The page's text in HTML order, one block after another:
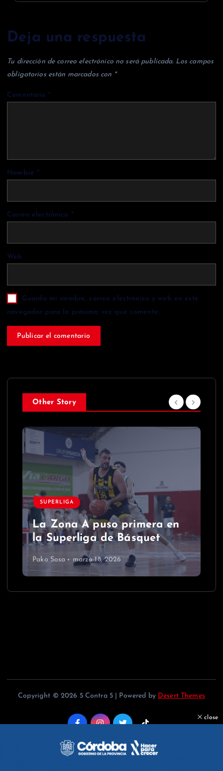
Deja una respuesta
Tu dirección de correo electrónico no será publicada. Los campos
obligatorios están marcados con *
Comentario *
Nombre *
Correo electrónico *
Web
Guarda mi nombre, correo electrónico y web en este
navegador para la próxima vez que comente.
Other Story
SUPERLIGA
La Zona A puso primera en
la Superliga de Básquet
Pako Sosa marzo 18, 2026
Copyright © 2026 5 Contra 5 | Powered by Desert Themes
Back to Top
close